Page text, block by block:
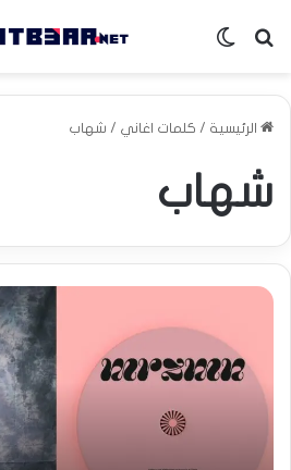
بحث عنالوضع المظلم
الرئيسية / كلمات اغاني / شهاب
شهاب